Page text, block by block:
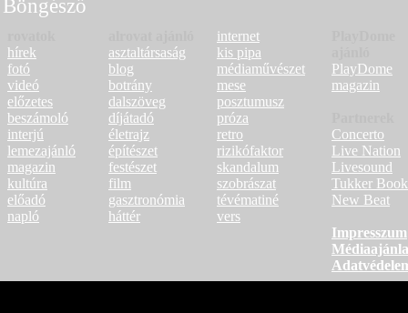
Böngésző
hírek
fotó
videó
előzetes
beszámoló
interjú
lemezajánló
magazin
kultúra
előadó
napló
asztaltársaság
blog
botrány
dalszöveg
díjátadó
életrajz
építészet
festészet
film
gasztronómia
háttér
internet
kis pipa
médiaművészet
mese
posztumusz
próza
retro
rizikófaktor
skandalum
szobrászat
tévématiné
vers
PlayDome
magazin
Concerto
Live Nation
Livesound
Tukker
New Beat
Impresszum